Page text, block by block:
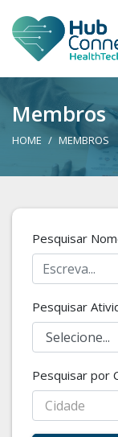
Membros
HOME MEMBROS
Pesquisar
Pesquisar
Pesquisar por
Cidade